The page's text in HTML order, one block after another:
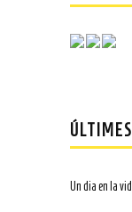
Un dia en la